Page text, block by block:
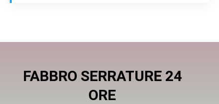
FABBRO SERRATURE 24
ORE